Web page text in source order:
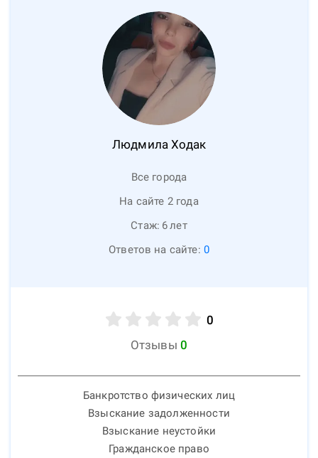
Людмила Ходак
Все города
На сайте 2 года
Стаж: 6лет
Ответов на сайте: 0
0
Отзывы 0
Банкротство физических лиц
Взыскание задолженности
Взыскание неустойки
Гражданское право